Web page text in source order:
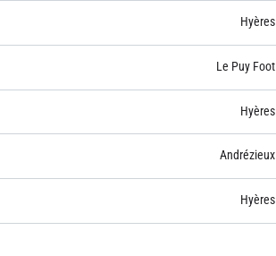
Hyères
Le Puy Foot
Hyères
Andrézieux
Hyères